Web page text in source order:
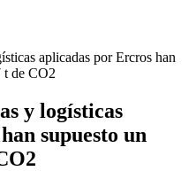
aplicadas por Ercros han
t de CO2
y logísticas
supuesto un